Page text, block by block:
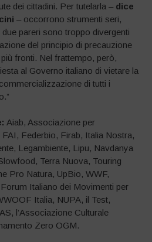
dei cittadini. Per tutelarla – dice
– occorrono strumenti seri,
pareri sono troppo divergenti
del principio di precauzione
fronti. Nel frattempo, però,
al Governo italiano di vietare la
di tutti i
Aiab, Associazione per
FAI, Federbio, Firab, Italia Nostra,
Legambiente, Lipu, Navdanya
Terra Nuova, Touring
Pro Natura, UpBio, WWF,
Italiano dei Movimenti per
Italia, NUPA, il Test,
l’Associazione Culturale
Zero OGM.